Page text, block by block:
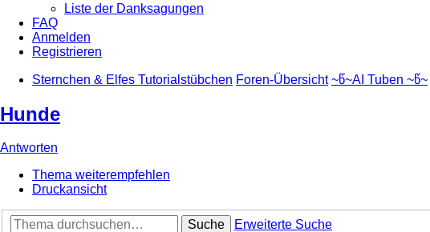
Liste der Danksagungen
FAQ
Anmelden
Registrieren
Sternchen & Elfes Tutorialstübchen Foren-Übersicht ~წ~AI Tuben ~წ~
Hunde
Antworten
Thema weiterempfehlen
Druckansicht
Suche
Erweiterte Suche